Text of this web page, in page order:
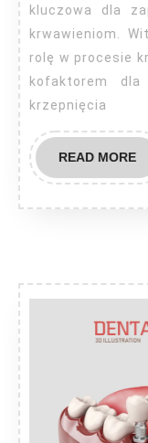
kluczowa dla
krwawieniom.
rolę w procesie
kofaktorem dla
krzepnięcia
READ MORE